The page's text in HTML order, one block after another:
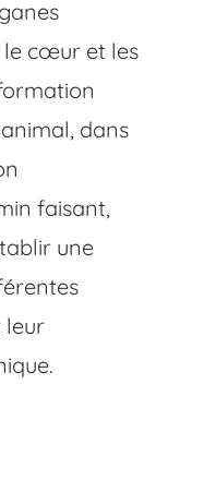
le cœur et les
dans
faisant,
une
leur